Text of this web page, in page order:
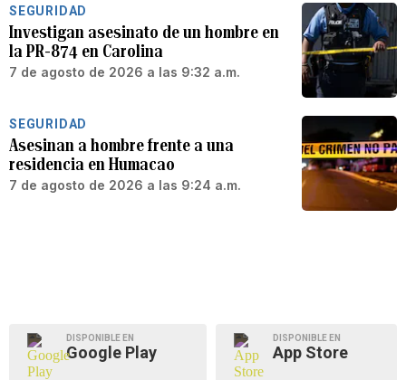
SEGURIDAD
Investigan asesinato de un hombre en
la PR-874 en Carolina
7 de agosto de 2026 a las 9:32 a.m.
SEGURIDAD
Asesinan a hombre frente a una
residencia en Humacao
7 de agosto de 2026 a las 9:24 a.m.
DISPONIBLE EN
Google Play
DISPONIBLE EN
App Store